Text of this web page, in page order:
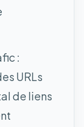
:
URLs
de liens